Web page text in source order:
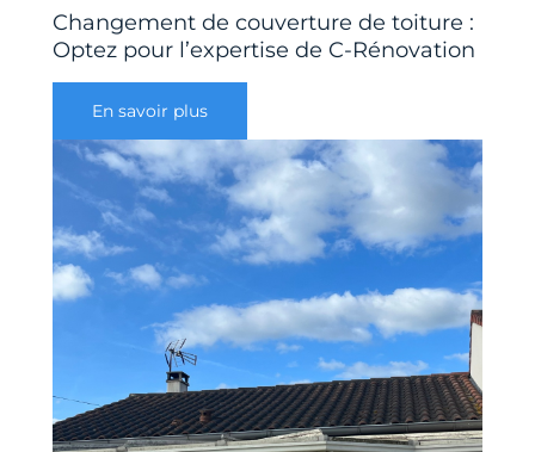
Changement de couverture de toiture :
Optez pour l’expertise de C-Rénovation
En savoir plus